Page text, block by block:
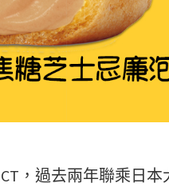
，過去兩年聯乘日